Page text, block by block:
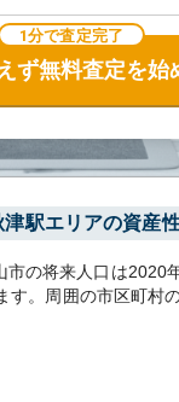
1分で査定完了
ず無料査定を始
津駅エリアの資産
市の将来人口は2020
す。 周囲の市区町村